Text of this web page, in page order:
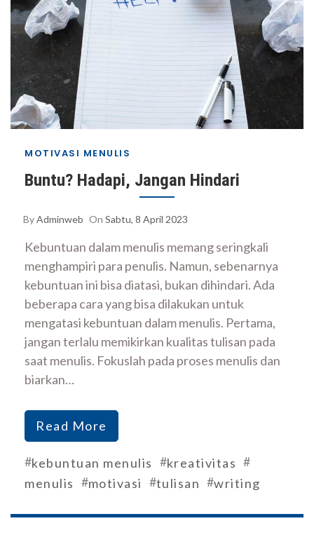
MOTIVASI MENULIS
Buntu? Hadapi, Jangan Hindari
ByAdminweb On Sabtu, 8 April 2023
Kebuntuan dalam menulis memang seringkali
menghampiri para penulis. Namun, sebenarnya
kebuntuan ini bisa diatasi, bukan dihindari. Ada
beberapa cara yang bisa dilakukan untuk
mengatasi kebuntuan dalam menulis. Pertama,
jangan terlalu memikirkan kualitas tulisan pada
saat menulis. Fokuslah pada proses menulis dan
biarkan…
Read More
#kebuntuan menulis #kreativitas #
menulis #motivasi #tulisan #writing